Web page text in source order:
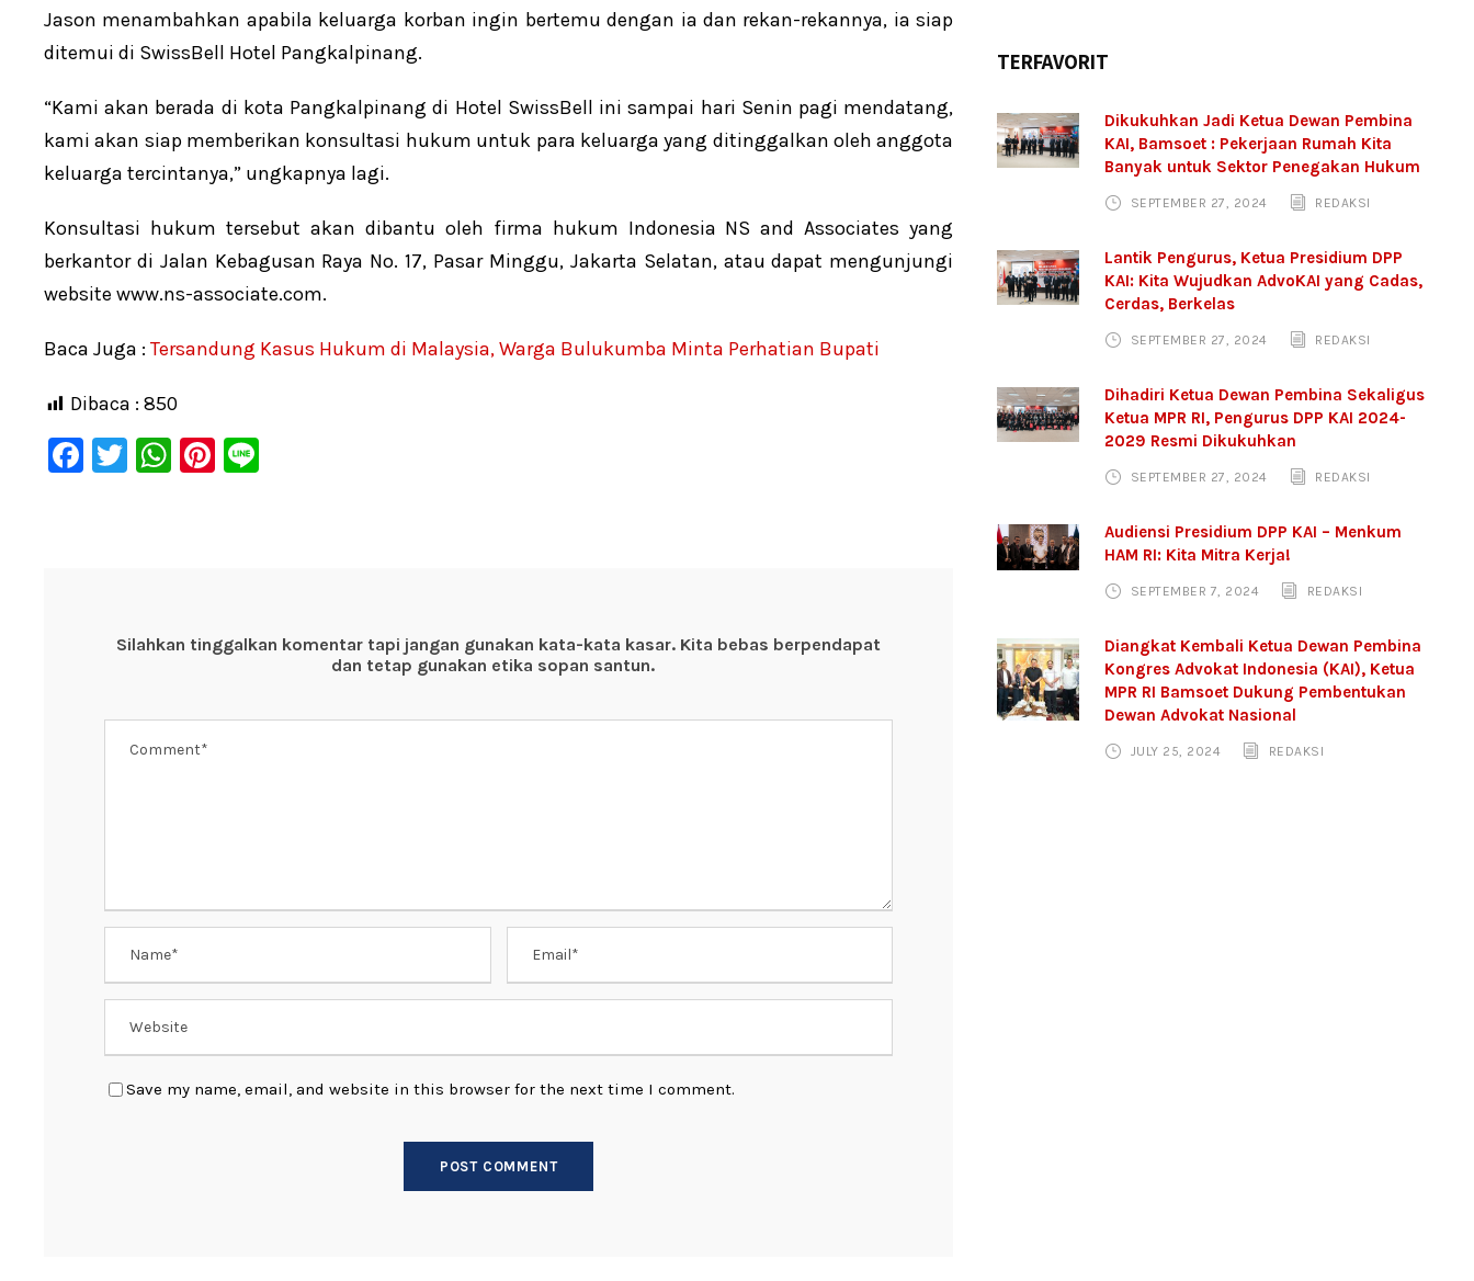
Jason menambahkan apabila keluarga korban ingin bertemu dengan ia dan rekan-rekannya, ia siap
ditemui di SwissBell Hotel Pangkalpinang.
“Kami akan berada di kota Pangkalpinang di Hotel SwissBell ini sampai hari Senin pagi mendatang,
kami akan siap memberikan konsultasi hukum untuk para keluarga yang ditinggalkan oleh anggota
keluarga tercintanya,” ungkapnya lagi.
Konsultasi hukum tersebut akan dibantu oleh firma hukum Indonesia NS and Associates yang
berkantor di Jalan Kebagusan Raya No. 17, Pasar Minggu, Jakarta Selatan, atau dapat mengunjungi
website www.ns-associate.com.
Baca Juga : Tersandung Kasus Hukum di Malaysia, Warga Bulukumba Minta Perhatian Bupati
Dibaca : 850
F
T
W Pi
Silahkan tinggalkan komentar tapi jangan gunakan kata-kata kasar. Kita bebas berpendapat
dan tetap gunakan etika sopan santun.
Save my name, email, and website in this browser for the next time I comment.
TERFAVORIT
Dikukuhkan Jadi Ketua Dewan Pembina
KAI, Bamsoet : Pekerjaan Rumah Kita
Banyak untuk Sektor Penegakan Hukum
SEPTEMBER 27, 2024 REDAKSI
Lantik Pengurus, Ketua Presidium DPP
KAI: Kita Wujudkan AdvoKAI yang Cadas,
Cerdas, Berkelas
SEPTEMBER 27, 2024 REDAKSI
Dihadiri Ketua Dewan Pembina Sekaligus
Ketua MPR RI, Pengurus DPP KAI 2024-
2029 Resmi Dikukuhkan
SEPTEMBER 27, 2024 REDAKSI
Audiensi Presidium DPP KAI – Menkum
HAM RI: Kita Mitra Kerja!
SEPTEMBER 7, 2024 REDAKSI
Diangkat Kembali Ketua Dewan Pembina
Kongres Advokat Indonesia (KAI), Ketua
MPR RI Bamsoet Dukung Pembentukan
Dewan Advokat Nasional
JULY 25, 2024 REDAKSI